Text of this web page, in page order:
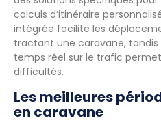
calculs d’itinéraire
intégrée facilite les
tractant une caravane,
temps réel sur le trafic
difficultés.
Les meilleures
en caravane